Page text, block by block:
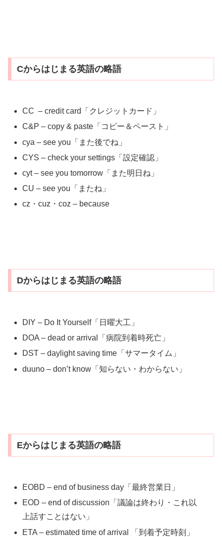
Cからはじまる英語の略語
CC – credit card「クレジットカード」
C&P – copy & paste「コピー＆ペースト」
cya – see you「また後でね」
CYS – check your settings「設定確認」
cyt – see you tomorrow「また明日ね」
CU – see you「またね」
cz・cuz・coz – because
Dからはじまる英語の略語
DIY – Do It Yourself「日曜大工」
DOA – dead or arrival「病院到着時死亡」
DST – daylight saving time「サマータイム」
duuno – don’t know「知らない・わからない」
Eからはじまる英語の略語
EOBD – end of business day「最終営業日」
EOD – end of discussion「議論は終わり・これ以
上話すことはない」
ETA – estimated time of arrival 「到着予定時刻」